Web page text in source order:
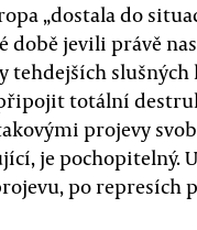
„dostala do
době jevili právě
tehdejších
totální
projevy
je pochopitelný.
po represích